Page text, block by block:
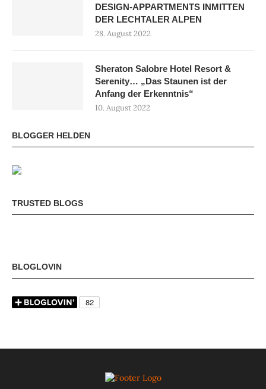
DESIGN-APPARTMENTS INMITTEN
DER LECHTALER ALPEN
28. August 2022
Sheraton Salobre Hotel Resort &
Serenity… „Das Staunen ist der
Anfang der Erkenntnis“
10. August 2022
BLOGGER HELDEN
TRUSTED BLOGS
BLOGLOVIN